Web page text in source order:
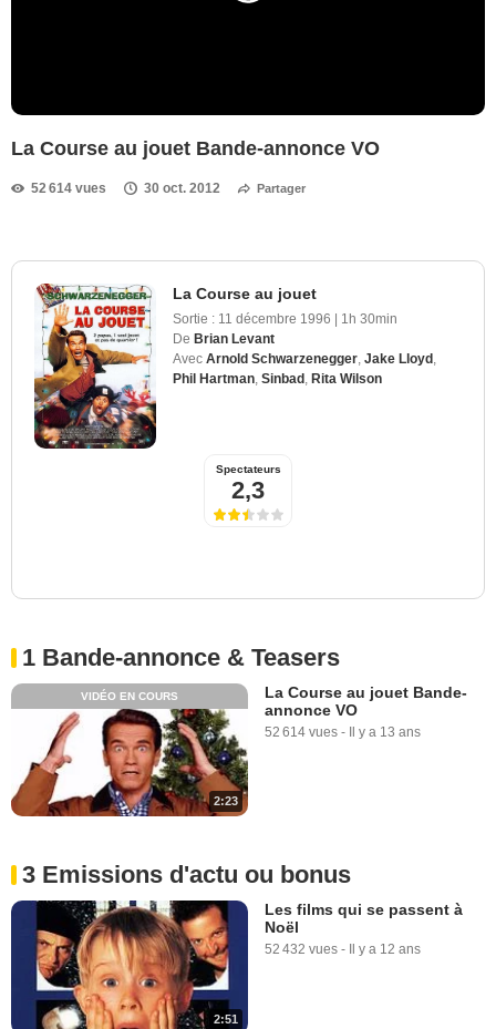
La Course au jouet Bande-annonce VO
52 614 vues 30 oct. 2012 Partager
La Course au jouet
Sortie : 11 décembre 1996 | 1h 30min
De Brian Levant
Avec Arnold Schwarzenegger Jake Lloyd
Phil Hartman Sinbad Rita Wilson
Spectateurs
2,3
1 Bande-annonce & Teasers
2:23
VIDÉO EN COURS
La Course au jouet Bande-
annonce VO
52 614 vues - Il y a 13 ans
3 Emissions d'actu ou bonus
2:51
Les films qui se passent à
Noël
52 432 vues - Il y a 12 ans